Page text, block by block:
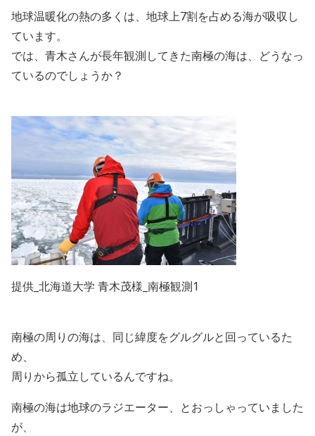
地球温暖化の熱の多くは、地球上7割を占める海が吸収し
ています。
では、青木さんが長年観測してきた南極の海は、どうなっ
ているのでしょうか？
提供_北海道大学 青木茂様_南極観測1
南極の周りの海は、同じ緯度をグルグルと回っているた
め、
周りから孤立しているんですね。
南極の海は地球のラジエーター、とおっしゃっていました
が、